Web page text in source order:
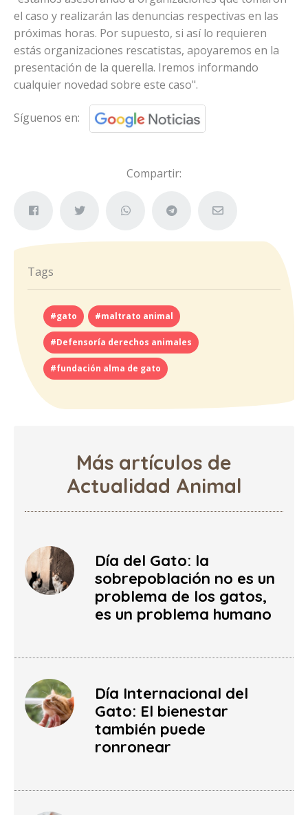
el caso y realizarán las denuncias respectivas en las
próximas horas. Por supuesto, si así lo requieren
estás organizaciones rescatistas, apoyaremos en la
presentación de la querella. Iremos informando
cualquier novedad sobre este caso".
Síguenos en:
Compartir:
Tags
#gato #maltrato animal
#Defensoría derechos animales
#fundación alma de gato
Más artículos de
Actualidad Animal
Día del Gato: la
sobrepoblación no es un
problema de los gatos,
es un problema humano
Día Internacional del
Gato: El bienestar
también puede
ronronear